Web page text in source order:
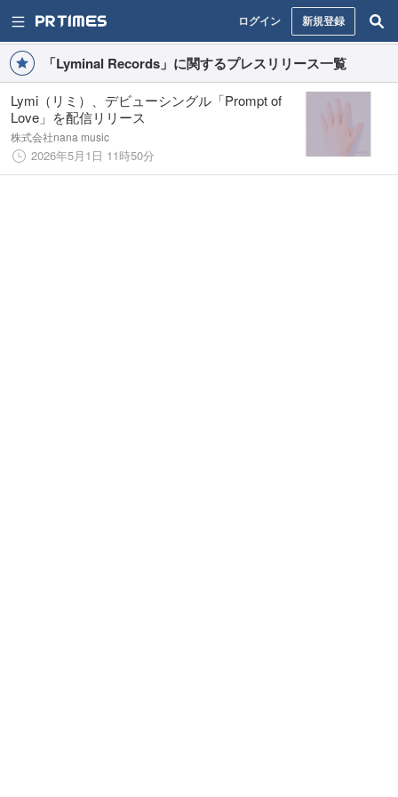
ログイン 新規登録
「Lyminal Records」に関するプレスリリース一覧
Lymi（リミ）、デビューシングル「Prompt of
Love」を配信リリース
株式会社nana music
2026年5月1日 11時50分